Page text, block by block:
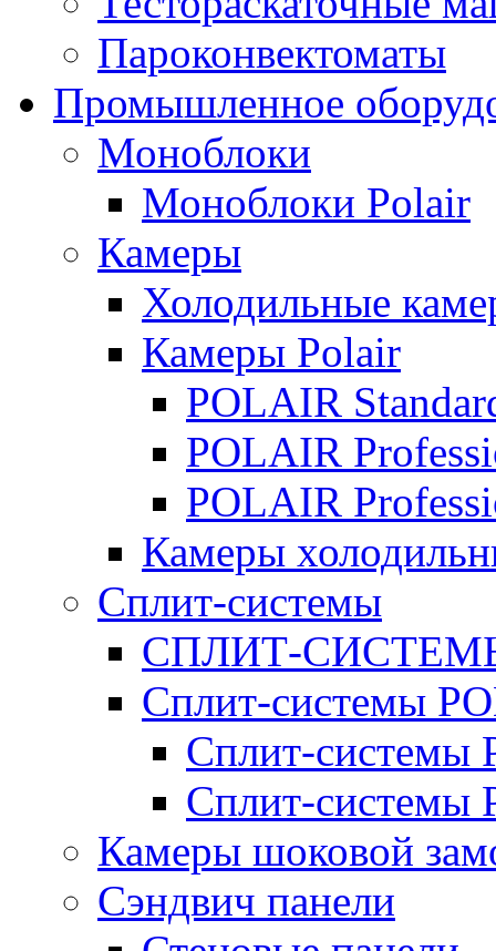
Пароконвектоматы
Промышленное
Моноблоки
Моноблоки Polair
Камеры
Холодильные
Камеры Polair
POLAIR
POLAIR
POLAIR
Камеры
Сплит-системы
СПЛИТ-
Сплит-системы
Сплит-системы
Сплит-системы
Камеры шоковой
Сэндвич панели